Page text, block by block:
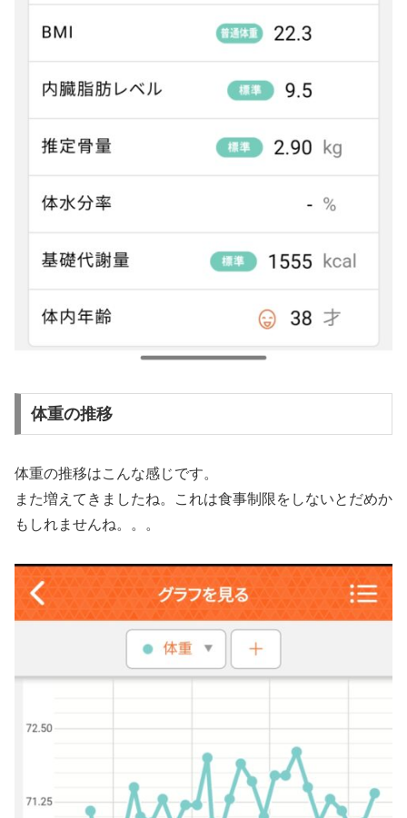
体重の推移
体重の推移はこんな感じです。
また増えてきましたね。これは食事制限をしないとだめか
もしれませんね。。。